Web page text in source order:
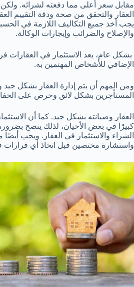
مقابل سعر أعلى مما دفعته لشرائه.
العقار والتحقق من صحة ودقة التقييم
يجب أخذ جميع التكاليف اللازمة في
والإصلاح والضرائب وإيجارات الوكالة.
بشكل عام، يعد الاستثمار في العقارات
الإضافي للأشخاص المهتمين به.
ومن المهم أن يتم إدارة العقار بشكل جيد
المستأجرين بشكل لائق وحرص على
العقار وصيانته بشكل جيد. كما أن
كبيرًا في بعض الأحيان، لذلك ينصح
الشراء والاستثمار في العقار. ويجب أيضًا
واستشارة مختصين قبل اتخاذ أي قرارات